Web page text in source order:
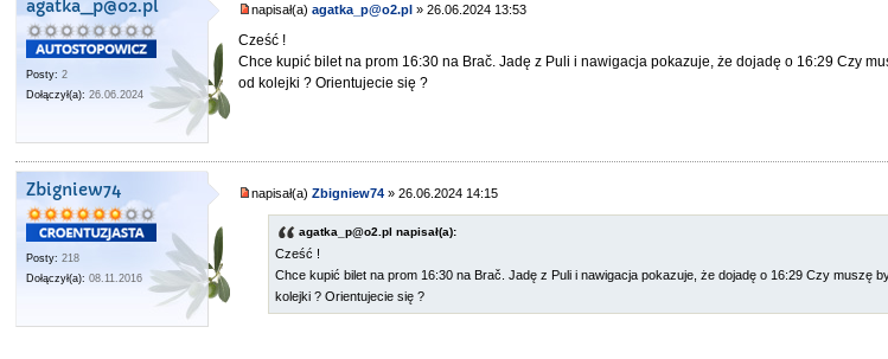
agatka_p@o2.pl
Posty: 2
Dołączył(a): 26.06.2024
napisał(a)agatka_p@o2.pl » 26.06.2024 13:53
Cześć !
Chce kupić bilet na prom 16:30 na Brač. Jadę z Puli i nawigacja pokazuje, że dojadę o 16:29 Czy
od kolejki ? Orientujecie się ?
Zbigniew74
Posty: 218
Dołączył(a): 08.11.2016
napisał(a)Zbigniew74 » 26.06.2024 14:15
agatka_p@o2.pl napisał(a):
Cześć !
Chce kupić bilet na prom 16:30 na Brač. Jadę z Puli i nawigacja pokazuje, że dojadę o 16:29 Czy muszę
kolejki ? Orientujecie się ?